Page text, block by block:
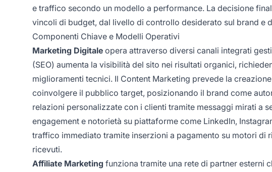
e traffico secondo un modello a performance. La decisione
vincoli di budget, dal livello di controllo desiderato sul brand e
Componenti Chiave e Modelli Operativi
Marketing Digitale opera attraverso diversi canali integrati
(SEO) aumenta la visibilità del sito nei risultati organici,
miglioramenti tecnici. Il Content Marketing prevede la
coinvolgere il pubblico target, posizionando il brand come
relazioni personalizzate con i clienti tramite messaggi mirati a
engagement e notorietà su piattaforme come LinkedIn,
traffico immediato tramite inserzioni a pagamento su motori
ricevuti.
Affiliate Marketing funziona tramite una rete di partner esterni